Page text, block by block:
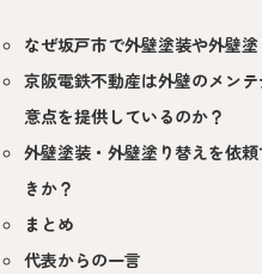
なぜ坂戸市で外壁塗装や外壁
京阪電鉄不動産は外壁のメン
意点を提供しているのか？
外壁塗装・外壁塗り替えを依
きか？
まとめ
代表からの一言